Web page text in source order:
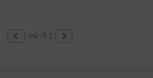
หน้าที่ 1